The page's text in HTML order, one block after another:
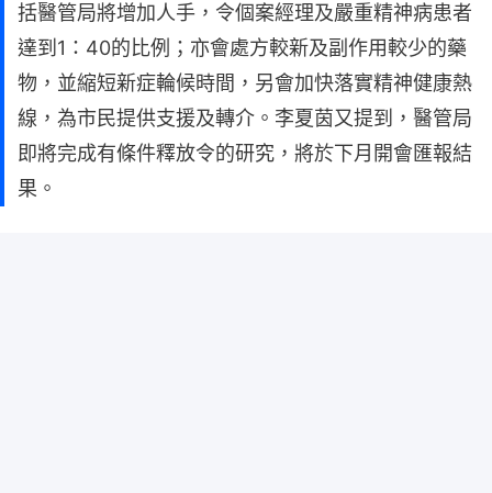
括醫管局將增加人手，令個案經理及嚴重精神病患者
達到1：40的比例；亦會處方較新及副作用較少的藥
物，並縮短新症輪候時間，另會加快落實精神健康熱
線，為市民提供支援及轉介。李夏茵又提到，醫管局
即將完成有條件釋放令的研究，將於下月開會匯報結
果。